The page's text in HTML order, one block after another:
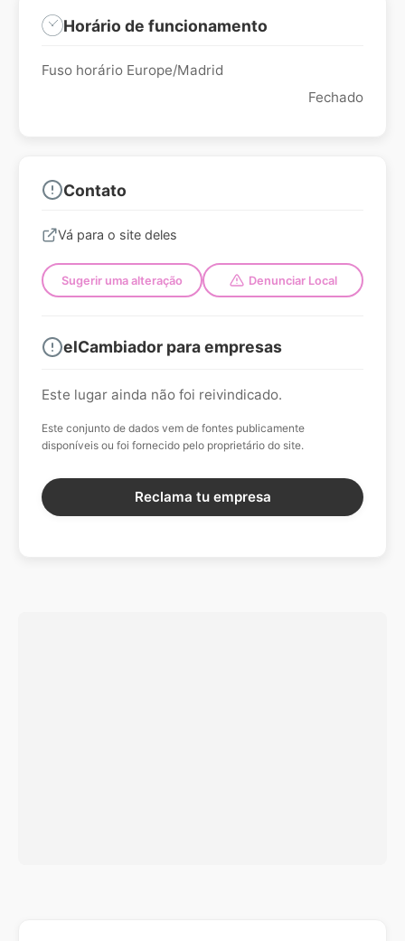
Horário de funcionamento
Fuso horário Europe/Madrid
Fechado
Contato
Vá para o site deles
Sugerir uma alteração Denunciar Local
elCambiador para empresas
Este lugar ainda não foi reivindicado.
Este conjunto de dados vem de fontes publicamente
disponíveis ou foi fornecido pelo proprietário do site.
Reclama tu empresa